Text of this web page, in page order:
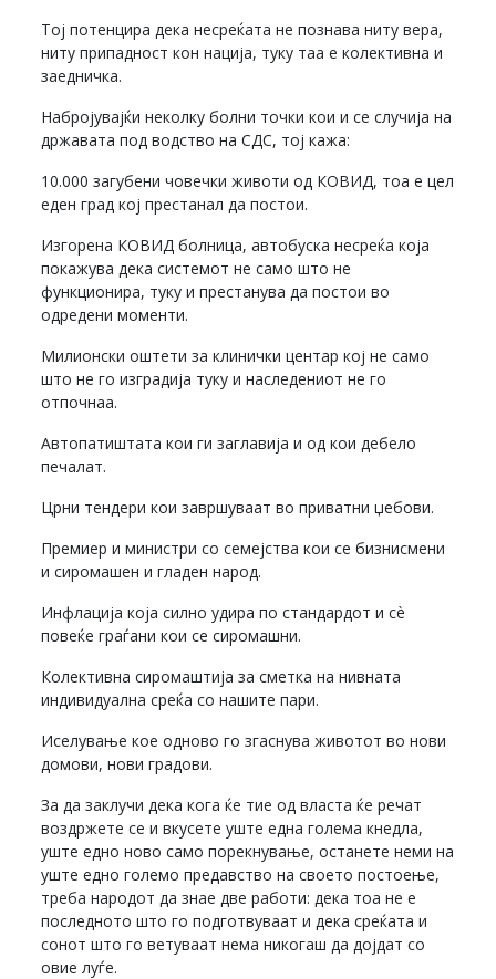
Тој потенцира дека несреќата не познава ниту вера,
ниту припадност кон нација, туку таа е колективна и
заедничка.
Набројувајќи неколку болни точки кои и се случија на
државата под водство на СДС, тој кажа:
10.000 загубени човечки животи од КОВИД, тоа е цел
еден град кој престанал да постои.
Изгорена КОВИД болница, автобуска несреќа која
покажува дека системот не само што не
функционира, туку и престанува да постои во
одредени моменти.
Милионски оштети за клинички центар кој не само
што не го изградија туку и наследениот не го
отпочнаа.
Автопатиштата кои ги заглавија и од кои дебело
печалат.
Црни тендери кои завршуваат во приватни џебови.
Премиер и министри со семејства кои се бизнисмени
и сиромашен и гладен народ.
Инфлација која силно удира по стандардот и сè
повеќе граѓани кои се сиромашни.
Колективна сиромаштија за сметка на нивната
индивидуална среќа со нашите пари.
Иселување кое одново го згаснува животот во нови
домови, нови градови.
За да заклучи дека кога ќе тие од власта ќе речат
воздржете се и вкусете уште една голема кнедла,
уште едно ново само порекнување, останете неми на
уште едно големо предавство на своето постоење,
треба народот да знае две работи: дека тоа не е
последното што го подготвуваат и дека среќата и
сонот што го ветуваат нема никогаш да дојдат со
овие луѓе.